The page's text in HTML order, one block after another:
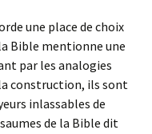
une place de choix
Bible mentionne une
par les analogies
construction, ils sont
inlassables de
de la Bible dit